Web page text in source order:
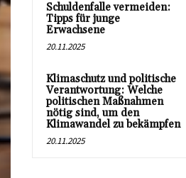
Schuldenfalle vermeiden:
Tipps für junge
Erwachsene
20.11.2025
Klimaschutz und politische
Verantwortung: Welche
politischen Maßnahmen
nötig sind, um den
Klimawandel zu bekämpfen
20.11.2025